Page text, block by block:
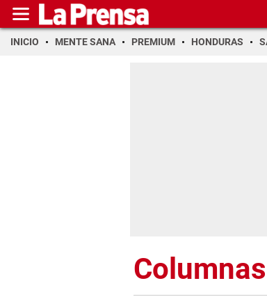
INICIO MENTE SANA PREMIUM HONDURAS
Columnas